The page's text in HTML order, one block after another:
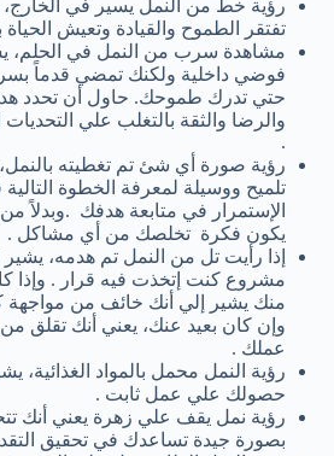
رؤية خط من النمل يسير في الخارج،
تفتقر الطموح والقيادة وتعيش
مشاهدة سرب من النمل في الحلم،
فوضي داخلية ولكنك تمضي قدماً
حتي تدرك طموحك. حاول أن تحدد
والرضا والثقة بالتغلب علي
.
رؤية صورة أي شئ تم تغطيته
تلميح ووسيلة لمعرفة الخطوة
الإستمرار في متابعة هدفك .وبدلاً
يكون فكرة تخلصك من أي مشاكل .
إذا رأيت تل من النمل تم هدمه،
مشروع كنت إتخذت فيه قرار . وإذا
منك يشير إلي أنك خائف من مواجهة
وإن كان بعيد عنك، يعني أنك تقلق
عملك .
رؤية النمل محمل بالمواد الغذائية،
حصولك علي عمل ثابت .
رؤية نمل يقف علي زهرة يعني أنك
بصورة جيدة تساعدك في تحقيق